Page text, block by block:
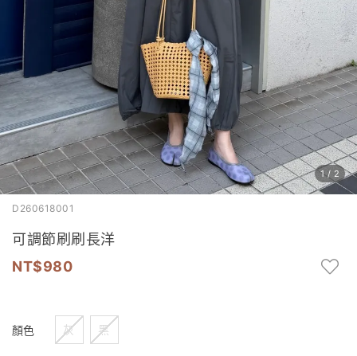
1/ 2
D260618001
可調節刷刷長洋
980
顏色 灰 黑